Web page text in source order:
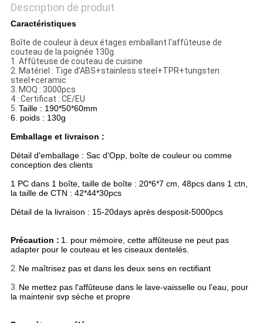
DU
SITE
PRIVACY
POLICY
Description de produit
Caractéristiques
Boîte de couleur à deux étages emballant l'affûteuse de
couteau de la poignée 130g
1. Affûteuse de couteau de cuisine
2. Matériel : Tige d'ABS+stainless steel+TPR+tungsten
steel+ceramic
3. MOQ : 3000pcs
4 : Certificat : CE/EU
5. Taille : 190*50*60mm
6. poids : 130g
Emballage et livraison :
Détail d'emballage : Sac d'Opp, boîte de couleur ou comme
conception des clients
1 PC dans 1 boîte, taille de boîte : 20*6*7 cm, 48pcs dans 1 ctn,
la taille de CTN : 42*44*30pcs
Détail de la livraison : 15-20days après desposit-5000pcs
Précaution : 1. pour mémoire, cette affûteuse ne peut pas
adapter pour le couteau et les ciseaux dentelés.
2. Ne maîtrisez pas et dans les deux sens en rectifiant
3. Ne mettez pas l'affûteuse dans le lave-vaisselle ou l'eau, pour
la maintenir svp sèche et propre